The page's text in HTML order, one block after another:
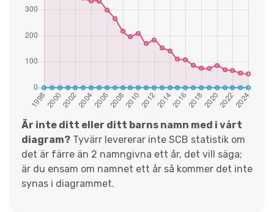
Är inte ditt eller ditt barns namn med i vårt
diagram? Tyvärr levererar inte SCB statistik om
det är färre än 2 namngivna ett år, det vill säga;
är du ensam om namnet ett år så kommer det inte
synas i diagrammet.